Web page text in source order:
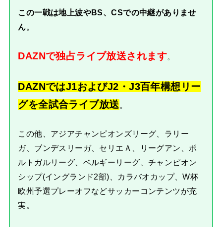
この一戦は地上波やBS、CSでの中継がありませ
ん
DAZNで独占ライブ放送されます。
DAZNではJ1およびJ2・J3百年構想リー
グを全試合ライブ放送 。
この他、アジアチャンピオンズリーグ、ラリー
ガ、ブンデスリーガ、セリエＡ、リーグアン、ポ
ルトガルリーグ、ベルギーリーグ、チャンピオン
シップ(イングランド2部)、カラバオカップ、W杯
欧州予選プレーオフなどサッカーコンテンツが充
実。